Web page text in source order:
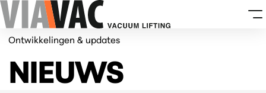
Ontwikkelingen & updates
NIEUWS